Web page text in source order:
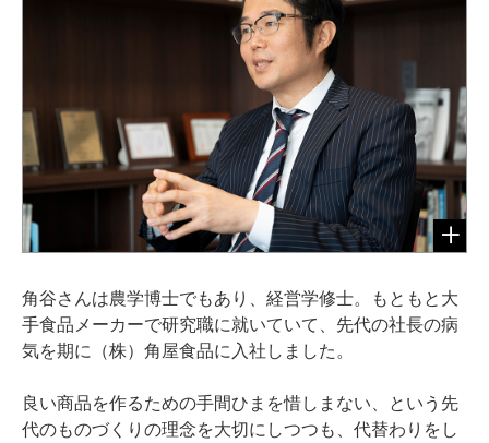
角谷さんは農学博士でもあり、経営学修士。もともと大
手食品メーカーで研究職に就いていて、先代の社長の病
気を期に（株）角屋食品に入社しました。
良い商品を作るための手間ひまを惜しまない、という先
代のものづくりの理念を大切にしつつも、代替わりをし